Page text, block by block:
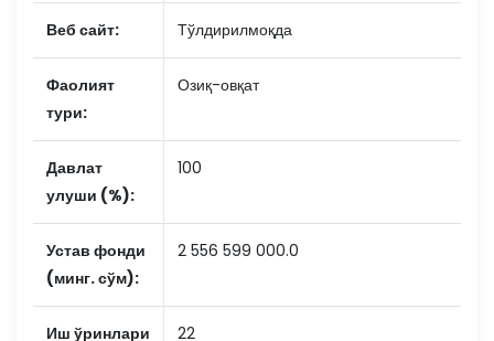
Веб сайт: Тўлдирилмоқда
Фаолият
тури:
Озиқ-овқат
Давлат
улуши (%):
100
Устав фонди
(минг. сўм):
2 556 599 000.0
Иш ўринлари 22